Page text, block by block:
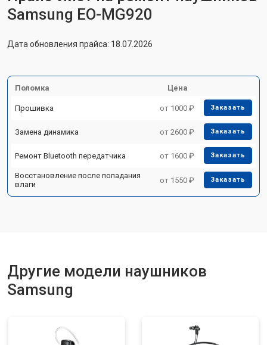
Samsung EO-MG920
Дата обновления прайса: 18.07.2026
Поломка Цена
Прошивка от 1000 ₽ Заказать
Замена динамика от 2600 ₽ Заказать
Ремонт Bluetooth передатчика от 1600 ₽ Заказать
Восстановление после попадания
влаги
от 1550 ₽ Заказать
Другие модели наушников
Samsung